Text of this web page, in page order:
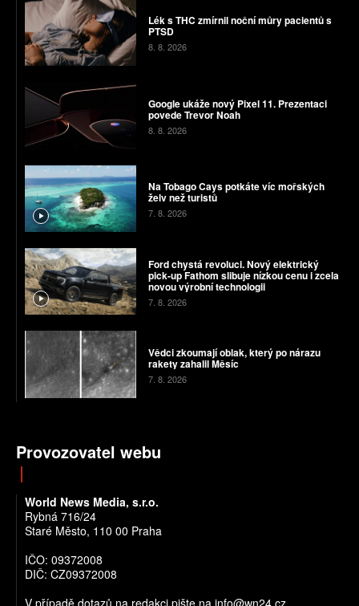
Lék s THC zmírnil noční můry pacientů s
PTSD
8. 8. 2026
Google ukáže nový Pixel 11. Prezentaci
povede Trevor Noah
8. 8. 2026
Na Tobago Cays potkáte víc mořských
želv než turistů
7. 8. 2026
Ford chystá revoluci. Nový elektrický
pick-up Fathom slibuje nízkou cenu i zcela
novou výrobní technologii
7. 8. 2026
Vědci zkoumají oblak, který po nárazu
rakety zahalil Měsíc
7. 8. 2026
Provozovatel webu
World News Media, s.r.o.
Rybná 716/24
Staré Město, 110 00 Praha
IČO: 09372008
DIČ: CZ09372008
V případě dotazů na redakci pište na info@wn24.cz